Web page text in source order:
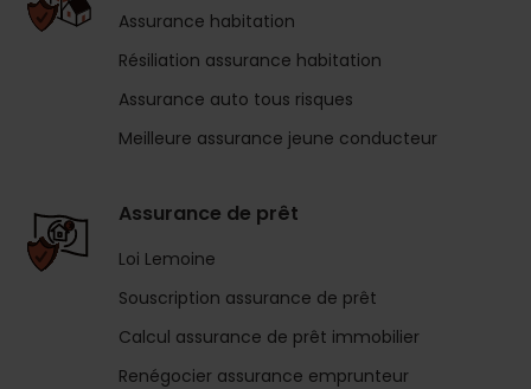
Assurance habitation
Résiliation assurance habitation
Assurance auto tous risques
Meilleure assurance jeune conducteur
Assurance de prêt
Loi Lemoine
Souscription assurance de prêt
Calcul assurance de prêt immobilier
Renégocier assurance emprunteur